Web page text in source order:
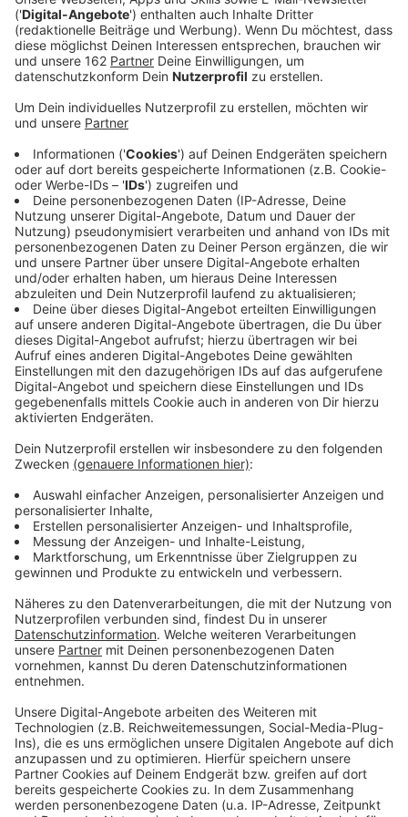
Veröffentlicht:Montag, 25.09.2023 09:08
Anzeige
Wintersemester. Erstsemester werden dabei mit einer
Kennenlernwoche auf dem Campus begrüßt. Fast 900
neue Studierende haben sich bisher eingeschrieben -
etwa 330 davon in Kamp Lintfort. Das sind 50 weniger
also noch vor einem Jahr. Laut Hochschule liegt das
vermutlich daran, dass zwei Studiengänge, die bisher
zulassungsfrei waren, jetzt einen Numerus Clausus
haben.
Anzeige
Noch immer werden Wohnungen für
Studierende gesucht
Anzeige
Die Hochschule sorgt sich, dass der Wohnungsmarkt
an den Standorten in Kleve und Kamp-Lintfort weiter
angespannt ist. Täglich gehen fünf bis zehn Anfragen
beim Welcome Center ein. Es wirbt weiter dafür, dass
sich mehr Vermieter melden. Dabei sind auch
individuelle Beratungen möglich. Im Sommer konnten
so schon etwa 15 neue Wohnungsanzeigen
veröffentlicht und vermittelt werden.
Anzeige